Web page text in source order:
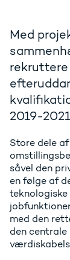
Med
rekruttere
2019-
Store dele
såvel den
en følge af
med den
den centrale